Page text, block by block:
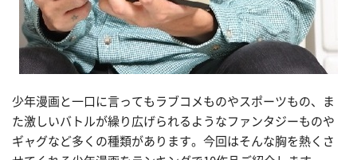
少年漫画と一口に言ってもラブコメものやスポーツもの、ま
た激しいバトルが繰り広げられるようなファンタジーものや
ギャグなど多くの種類があります。今回はそんな胸を熱くさ